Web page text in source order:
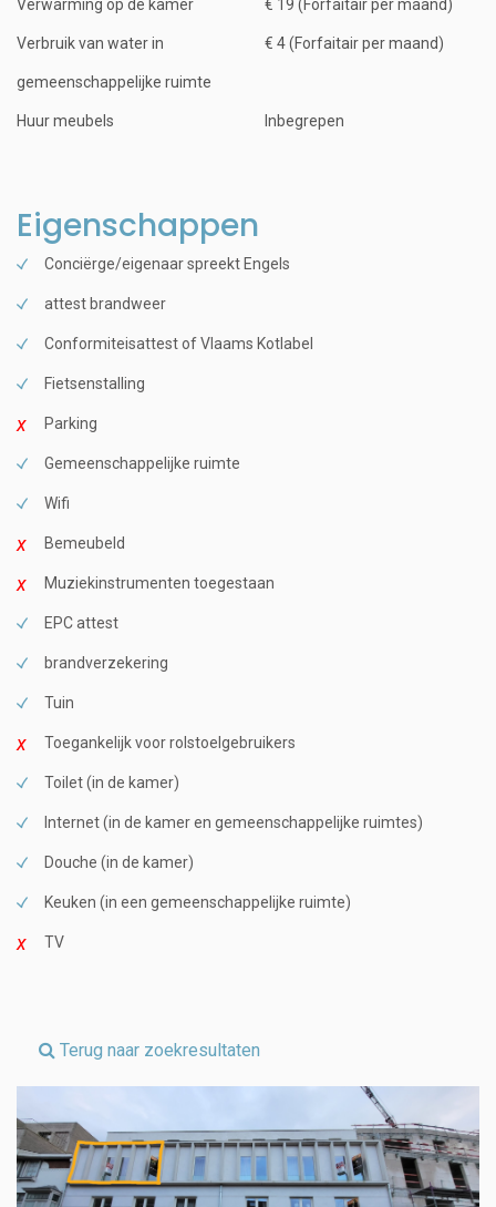
Verwarming op de kamer € 19 (Forfaitair per maand)
Verbruik van water in
gemeenschappelijke ruimte
€ 4 (Forfaitair per maand)
Huur meubels Inbegrepen
Eigenschappen
Conciërge/eigenaar spreekt Engels
attest brandweer
Conformiteisattest of Vlaams Kotlabel
Fietsenstalling
Parking
Gemeenschappelijke ruimte
Wifi
Bemeubeld
Muziekinstrumenten toegestaan
EPC attest
brandverzekering
Tuin
Toegankelijk voor rolstoelgebruikers
Toilet (in de kamer)
Internet (in de kamer en gemeenschappelijke ruimtes)
Douche (in de kamer)
Keuken (in een gemeenschappelijke ruimte)
TV
Terug naar zoekresultaten